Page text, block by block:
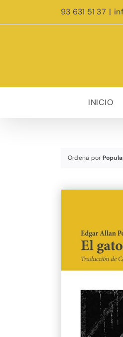
93 631 51 37 |
INICIO
Ordena por